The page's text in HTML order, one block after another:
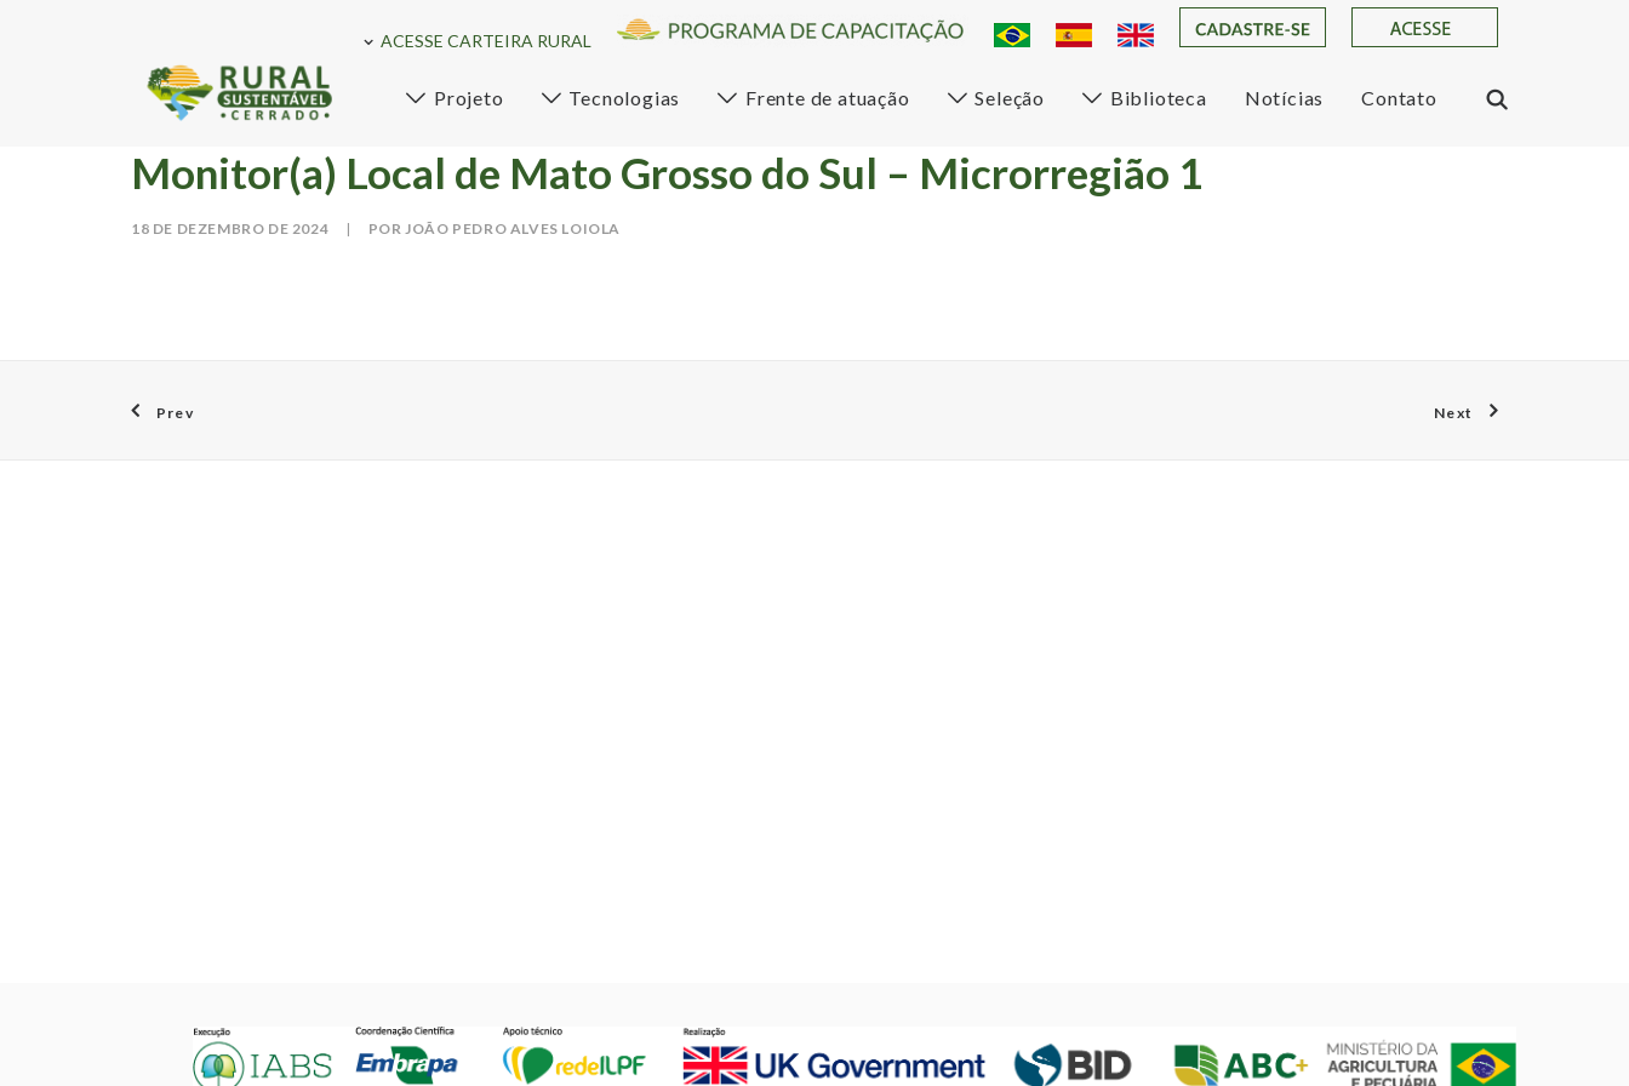
ACESSE CARTEIRA RURAL
Projeto Tecnologias Frente de atuação Seleção Biblioteca Notícias Contato
Monitor(a) Local de Mato Grosso do Sul – Microrregião 1
18 DE DEZEMBRO DE 2024 | POR JOÃO PEDRO ALVES LOIOLA
Prev Next